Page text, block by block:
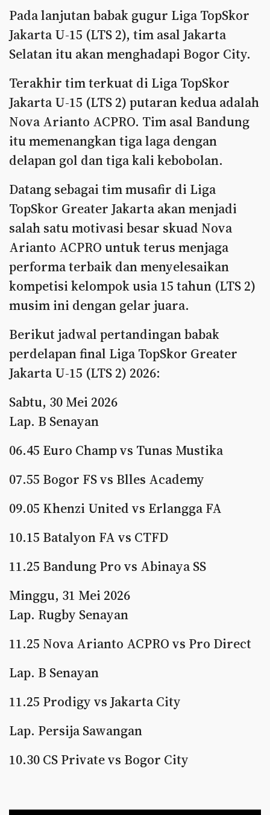
Pada lanjutan babak gugur Liga TopSkor
Jakarta U-15 (LTS 2), tim asal Jakarta
Selatan itu akan menghadapi Bogor City.
Terakhir tim terkuat di Liga TopSkor
Jakarta U-15 (LTS 2) putaran kedua adalah
Nova Arianto ACPRO. Tim asal Bandung
itu memenangkan tiga laga dengan
delapan gol dan tiga kali kebobolan.
Datang sebagai tim musafir di Liga
TopSkor Greater Jakarta akan menjadi
salah satu motivasi besar skuad Nova
Arianto ACPRO untuk terus menjaga
performa terbaik dan menyelesaikan
kompetisi kelompok usia 15 tahun (LTS 2)
musim ini dengan gelar juara.
Berikut jadwal pertandingan babak
perdelapan final Liga TopSkor Greater
Jakarta U-15 (LTS 2) 2026:
Sabtu, 30 Mei 2026
Lap. B Senayan
06.45 Euro Champ vs Tunas Mustika
07.55 Bogor FS vs Blles Academy
09.05 Khenzi United vs Erlangga FA
10.15 Batalyon FA vs CTFD
11.25 Bandung Pro vs Abinaya SS
Minggu, 31 Mei 2026
Lap. Rugby Senayan
11.25 Nova Arianto ACPRO vs Pro Direct
Lap. B Senayan
11.25 Prodigy vs Jakarta City
Lap. Persija Sawangan
10.30 CS Private vs Bogor City